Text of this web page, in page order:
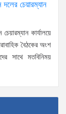
চেয়ারম্যান
কার্যালয়ে
বৈঠকের অংশ
সাথে মতবিনিময়